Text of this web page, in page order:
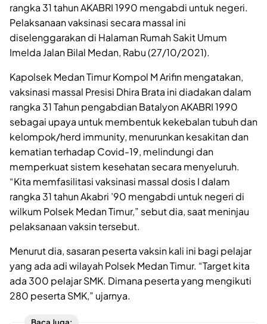
rangka 31 tahun AKABRI 1990 mengabdi untuk negeri.
Pelaksanaan vaksinasi secara massal ini
diselenggarakan di Halaman Rumah Sakit Umum
Imelda Jalan Bilal Medan, Rabu (27/10/2021).
Kapolsek Medan Timur Kompol M Arifin mengatakan,
vaksinasi massal Presisi Dhira Brata ini diadakan dalam
rangka 31 Tahun pengabdian Batalyon AKABRI 1990
sebagai upaya untuk membentuk kekebalan tubuh dan
kelompok/herd immunity, menurunkan kesakitan dan
kematian terhadap Covid-19, melindungi dan
memperkuat sistem kesehatan secara menyeluruh.
“Kita memfasilitasi vaksinasi massal dosis I dalam
rangka 31 tahun Akabri ’90 mengabdi untuk negeri di
wilkum Polsek Medan Timur,” sebut dia, saat meninjau
pelaksanaan vaksin tersebut.
Menurut dia, sasaran peserta vaksin kali ini bagi pelajar
yang ada adi wilayah Polsek Medan Timur. “Target kita
ada 300 pelajar SMK. Dimana peserta yang mengikuti
280 peserta SMK,” ujarnya.